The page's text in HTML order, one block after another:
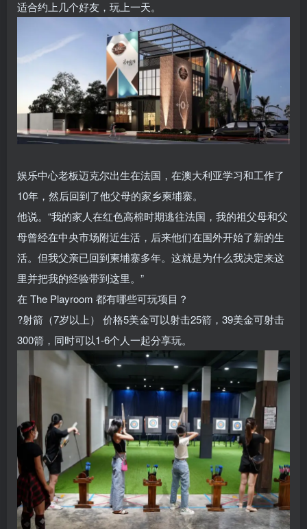
适合约上几个好友，玩上一天。
娱乐中心老板迈克尔出生在法国，在澳大利亚学习和工作了
10年，然后回到了他父母的家乡柬埔寨。
他说。“我的家人在红色高棉时期逃往法国，我的祖父母和父
母曾经在中央市场附近生活，后来他们在国外开始了新的生
活。但我父亲已回到柬埔寨多年。这就是为什么我决定来这
里并把我的经验带到这里。”
在 The Playroom 都有哪些可玩项目？
?射箭（7岁以上） 价格5美金可以射击25箭，39美金可射击
300箭，同时可以1-6个人一起分享玩。